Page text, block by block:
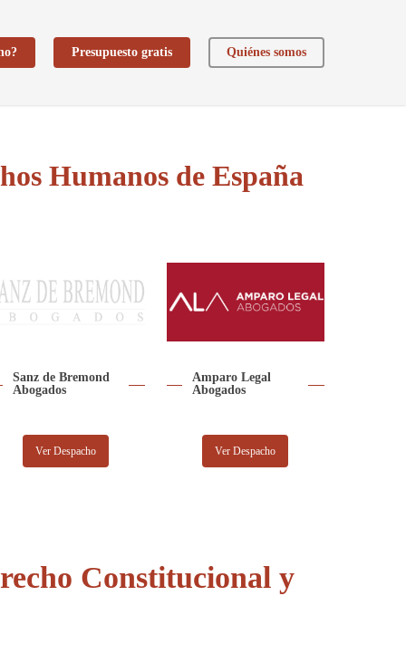
Presupuesto gratis Quiénes somos
Humanos de España
Sanz de Bremond
Abogados
Ver Despacho
Amparo Legal
Abogados
Ver Despacho
Constitucional y